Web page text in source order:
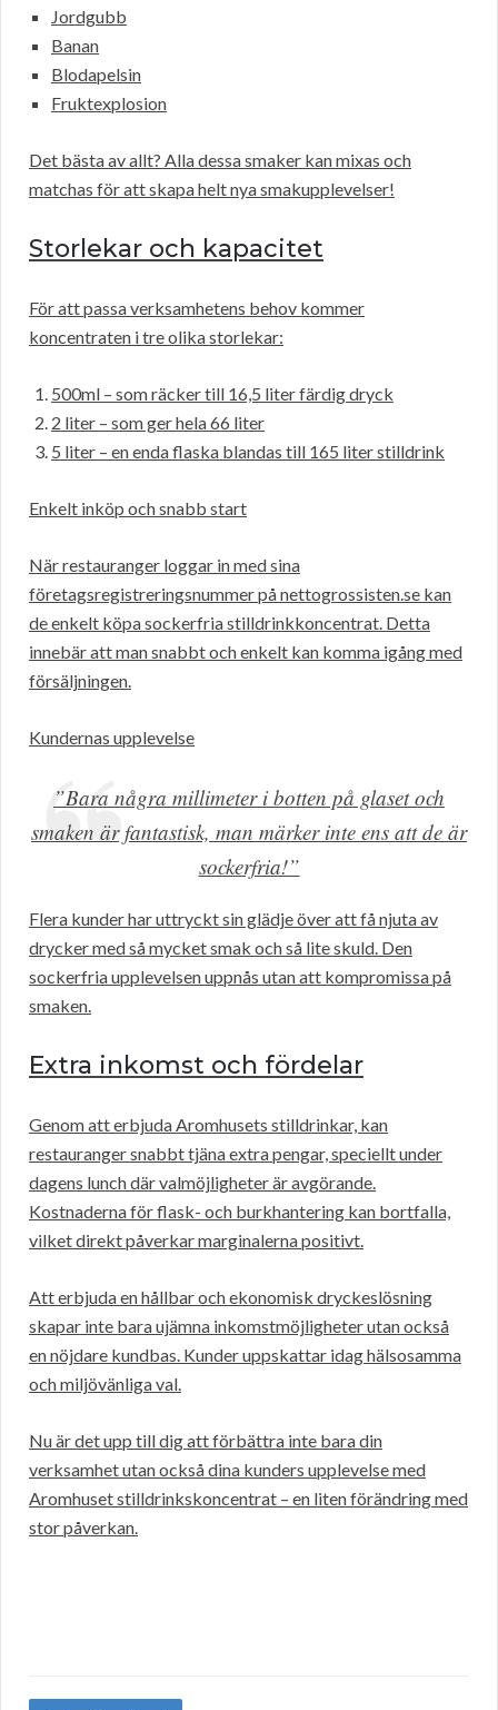
Jordgubb
Banan
Blodapelsin
Fruktexplosion
Det bästa av allt? Alla dessa smaker kan mixas och
matchas för att skapa helt nya smakupplevelser!
Storlekar och kapacitet
För att passa verksamhetens behov kommer
koncentraten i tre olika storlekar:
500ml – som räcker till 16,5 liter färdig dryck
2 liter – som ger hela 66 liter
5 liter – en enda flaska blandas till 165 liter stilldrink
Enkelt inköp och snabb start
När restauranger loggar in med sina
företagsregistreringsnummer på nettogrossisten.se kan
de enkelt köpa sockerfria stilldrinkkoncentrat. Detta
innebär att man snabbt och enkelt kan komma igång med
försäljningen.
Kundernas upplevelse
”Bara några millimeter i botten på glaset och
smaken är fantastisk, man märker inte ens att de är
sockerfria!”
Flera kunder har uttryckt sin glädje över att få njuta av
drycker med så mycket smak och så lite skuld. Den
sockerfria upplevelsen uppnås utan att kompromissa på
smaken.
Extra inkomst och fördelar
Genom att erbjuda Aromhusets stilldrinkar, kan
restauranger snabbt tjäna extra pengar, speciellt under
dagens lunch där valmöjligheter är avgörande.
Kostnaderna för flask- och burkhantering kan bortfalla,
vilket direkt påverkar marginalerna positivt.
Att erbjuda en hållbar och ekonomisk dryckeslösning
skapar inte bara ujämna inkomstmöjligheter utan också
en nöjdare kundbas. Kunder uppskattar idag hälsosamma
och miljövänliga val.
Nu är det upp till dig att förbättra inte bara din
verksamhet utan också dina kunders upplevelse med
Aromhuset stilldrinkskoncentrat – en liten förändring med
stor påverkan.